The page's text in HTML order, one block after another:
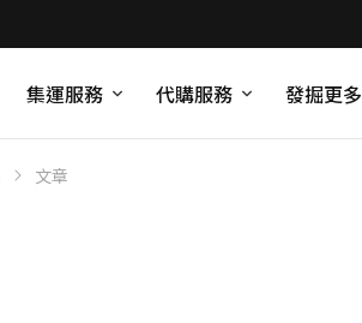
集運服務 代購服務 發掘更多
文章